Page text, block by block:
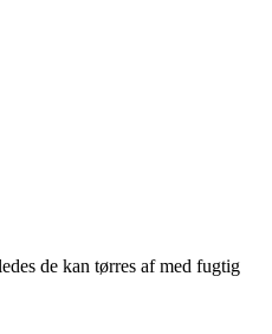
de kan tørres af med fugtig